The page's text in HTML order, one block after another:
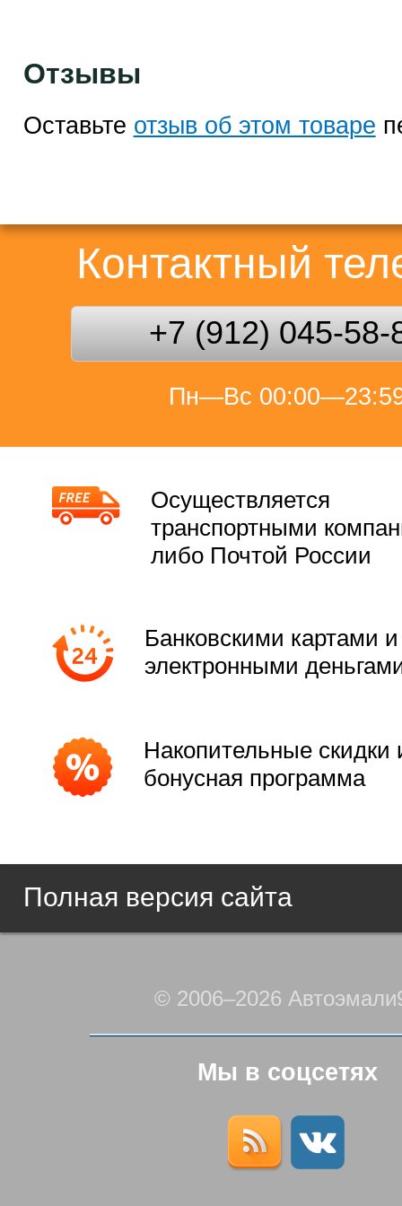
Отзывы
Оставьте отзыв об этом товаре
Контактный
+7 (912) 045-58-
Пн—Вс
Осуществляется
транспортными
либо Почтой России
Банковскими картами и
электронными
Накопительные скидки
бонусная программа
Полная версия сайта
© 2006–2026
Мы в соцсетях